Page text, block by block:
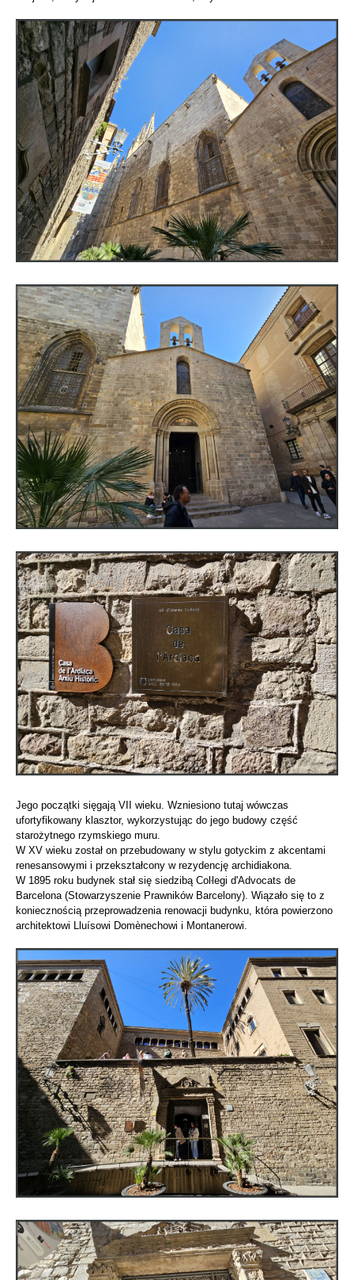
Jego początki sięgają VII wieku. Wzniesiono tutaj wówczas
ufortyfikowany klasztor, wykorzystując do jego budowy część
starożytnego rzymskiego muru.
W XV wieku został on przebudowany w stylu gotyckim z akcentami
renesansowymi i przekształcony w rezydencję archidiakona.
W 1895 roku budynek stał się siedzibą Coŀlegi d'Advocats de
Barcelona (Stowarzyszenie Prawników Barcelony). Wiązało się to z
koniecznością przeprowadzenia renowacji budynku, która powierzono
architektowi Lluísowi Domènechowi i Montanerowi.